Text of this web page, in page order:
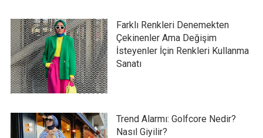
Farklı Renkleri Denemekten
Çekinenler Ama Değişim
İsteyenler İçin Renkleri Kullanma
Sanatı
Trend Alarmı: Golfcore Nedir?
Nasıl Giyilir?